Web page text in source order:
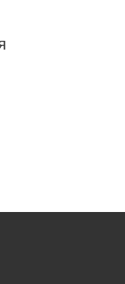
с плоским
по